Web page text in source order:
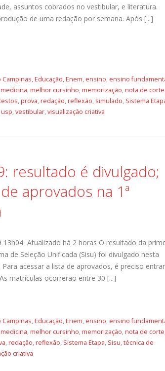
assuntos cobrados no vestibular, e literatura.
de uma redação por semana. Após [...]
Campinas,Educação,Enem, ensino, ensino
medicina,melhor cursinho,memorização,nota de corte
,prova,redação,reflexão, simulado, Sistema
usp,vestibular,visualização criativa
resultado é divulgado;
aprovados na 1ª
13h04 Atualizado há 2 horas O resultado da
de Seleção Unificada (Sisu) foi divulgado nesta
Para acessar a lista de aprovados, é preciso
matrículas ocorrerão entre 30 [...]
Campinas,Educação,Enem, ensino, ensino
medicina,melhor cursinho,memorização,nota de corte
,redação,reflexão, Sistema Etapa, Sisu,técnica de
criativa